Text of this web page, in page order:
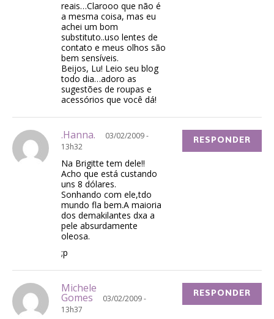
reais…Clarooo que não é
a mesma coisa, mas eu
achei um bom
substituto..uso lentes de
contato e meus olhos são
bem sensíveis.
Beijos, Lu! Leio seu blog
todo dia…adoro as
sugestões de roupas e
acessórios que você dá!
.Hanna.
03/02/2009 -
13h32
Na Brigitte tem dele!!
Acho que está custando
uns 8 dólares.
Sonhando com ele,tdo
mundo fla bem.A maioria
dos demakilantes dxa a
pele absurdamente
oleosa.
;p
RESPONDER
Michele
Gomes
03/02/2009 -
13h37
RESPONDER